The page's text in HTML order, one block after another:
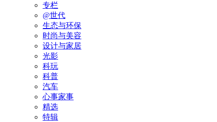
专栏
@世代
生态与环保
时尚与美容
设计与家居
光影
科玩
科普
汽车
心事家事
精选
特辑